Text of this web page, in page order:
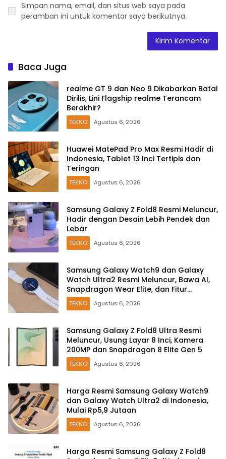
Simpan nama, email, dan situs web saya pada
peramban ini untuk komentar saya berikutnya.
Baca Juga
realme GT 9 dan Neo 9 Dikabarkan Batal
Dirilis, Lini Flagship realme Terancam
Berakhir?
TEKNO Agustus 6, 2026
Huawei MatePad Pro Max Resmi Hadir di
Indonesia, Tablet 13 Inci Tertipis dan
Teringan
TEKNO Agustus 6, 2026
Samsung Galaxy Z Fold8 Resmi Meluncur,
Hadir dengan Desain Lebih Pendek dan
Lebar
TEKNO Agustus 6, 2026
Samsung Galaxy Watch9 dan Galaxy
Watch Ultra2 Resmi Meluncur, Bawa AI,
Snapdragon Wear Elite, dan Fitur
Kesehatan Baru
TEKNO Agustus 6, 2026
Samsung Galaxy Z Fold8 Ultra Resmi
Meluncur, Usung Layar 8 Inci, Kamera
200MP dan Snapdragon 8 Elite Gen 5
TEKNO Agustus 6, 2026
Harga Resmi Samsung Galaxy Watch9
dan Galaxy Watch Ultra2 di Indonesia,
Mulai Rp5,9 Jutaan
TEKNO Agustus 6, 2026
Harga Resmi Samsung Galaxy Z Fold8